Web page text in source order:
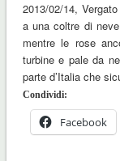
2013/02/14,
a una coltre di
mentre le rose
turbine e pale da
parte d’Italia che
Condividi:
Facebook